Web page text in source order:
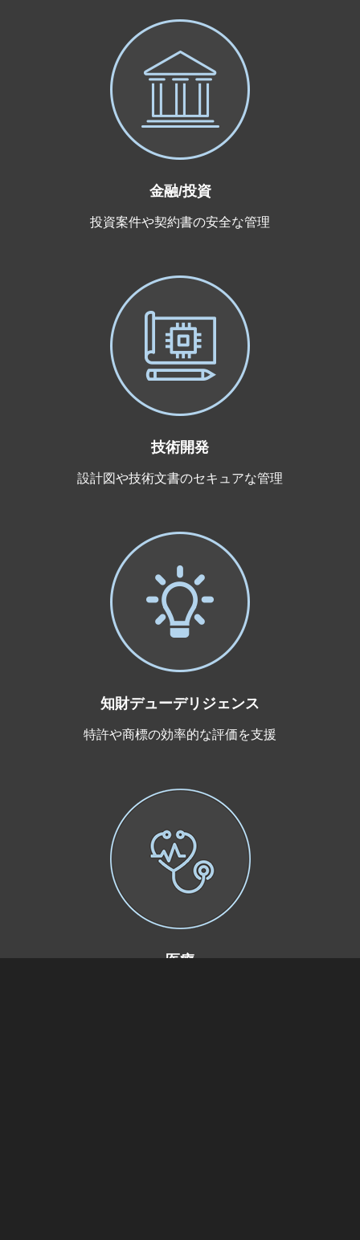
金融/投資
投資案件や契約書の安全な管理
技術開発
設計図や技術文書のセキュアな管理
知財デューデリジェンス
特許や商標の効率的な評価を支援
医療